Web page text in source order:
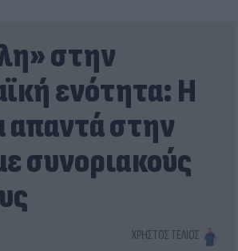
στην
ενότητα: Η
απαντά στην
συνοριακούς
ΧΡΉΣΤΟΣ ΤΈΛΙΟΣ